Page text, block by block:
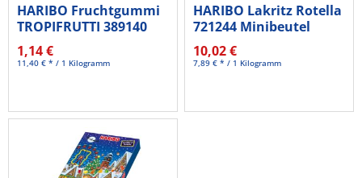
HARIBO Fruchtgummi
TROPIFRUTTI 389140
100 g/Pack.
1,14 €
11,40 € * / 1 Kilogramm
HARIBO Lakritz Rotella
721244 Minibeutel
100...
10,02 €
7,89 € * / 1 Kilogramm